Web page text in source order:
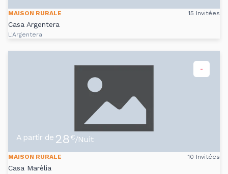
MAISON RURALE 15 Invitées
Casa Argentera
L'Argentera
-
A partir de 28€/Nuit
MAISON RURALE 10 Invitées
Casa Marèlia